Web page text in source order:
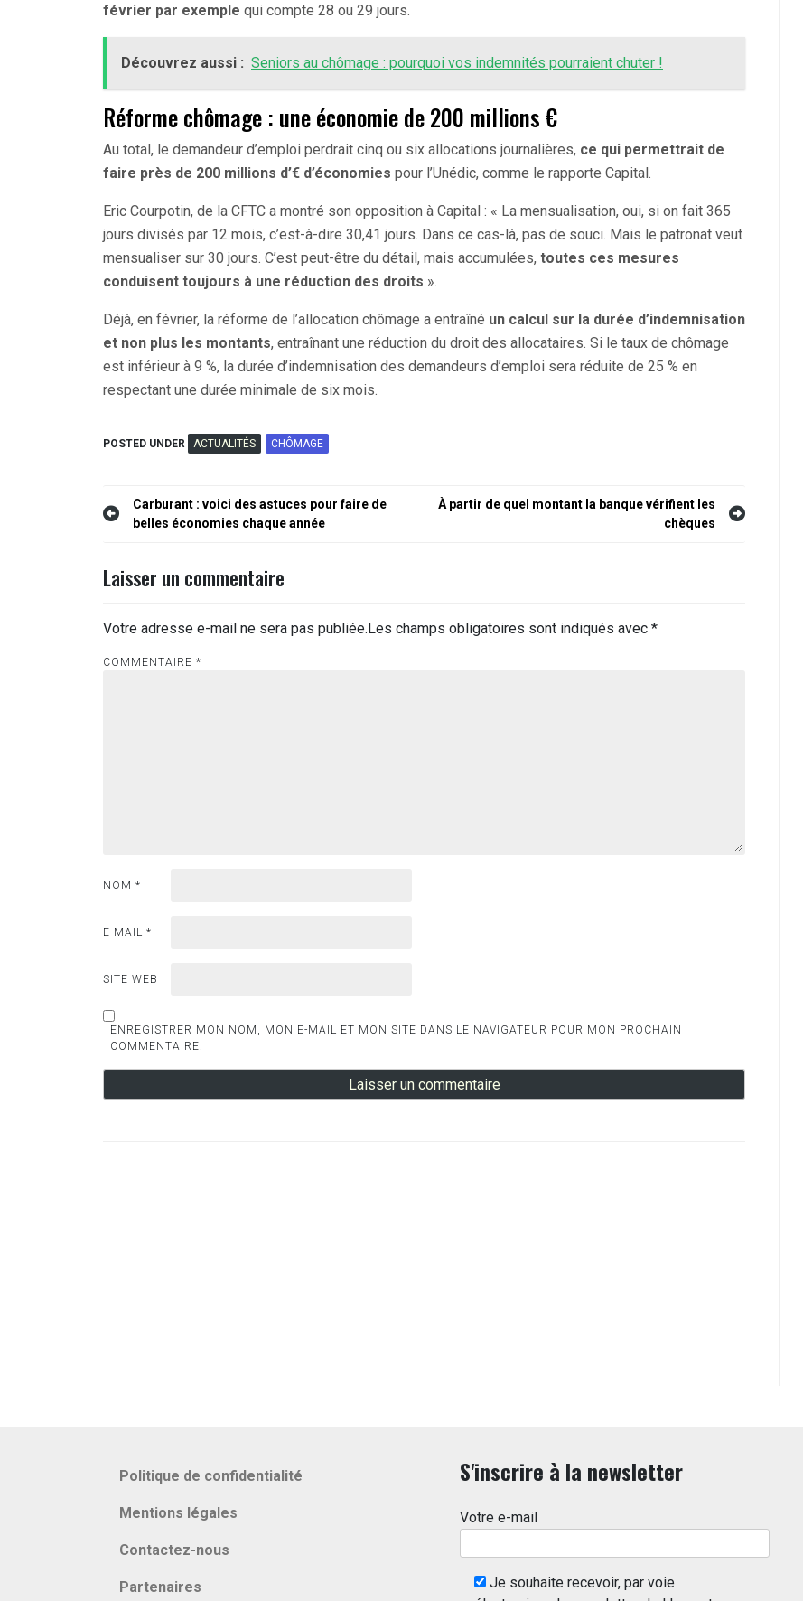
février par exemple qui compte 28 ou 29 jours.
Découvrez aussi : Seniors au chômage : pourquoi vos indemnités pourraient chuter !
Réforme chômage : une économie de 200 millions €
Au total, le demandeur d’emploi perdrait cinq ou six allocations journalières, ce qui permettrait de
faire près de 200 millions d’€ d’économies pour l’Unédic, comme le rapporte Capital.
Eric Courpotin, de la CFTC a montré son opposition à Capital : « La mensualisation, oui, si on fait 365
jours divisés par 12 mois, c’est-à-dire 30,41 jours. Dans ce cas-là, pas de souci. Mais le patronat veut
mensualiser sur 30 jours. C’est peut-être du détail, mais accumulées, toutes ces mesures
conduisent toujours à une réduction des droits ».
Déjà, en février, la réforme de l’allocation chômage a entraîné un calcul sur la durée d’indemnisation
et non plus les montants, entraînant une réduction du droit des allocataires. Si le taux de chômage
est inférieur à 9 %, la durée d’indemnisation des demandeurs d’emploi sera réduite de 25 % en
respectant une durée minimale de six mois.
POSTED UNDER ACTUALITÉS CHÔMAGE
Navigation
l’article
Carburant : voici des astuces pour faire de
belles économies chaque année
À partir de quel montant la banque vérifient les
chèques
Laisser un commentaire
Votre adresse e-mail ne sera pas publiée.Les champs obligatoires sont indiqués avec *
COMMENTAIRE *
NOM *
E-MAIL *
SITE WEB
ENREGISTRER MON NOM, MON E-MAIL ET MON SITE DANS LE NAVIGATEUR POUR MON PROCHAIN
COMMENTAIRE.
Politique de confidentialité
Mentions légales
Contactez-nous
Partenaires
S'inscrire à la newsletter
Votre e-mail
Je souhaite recevoir, par voie